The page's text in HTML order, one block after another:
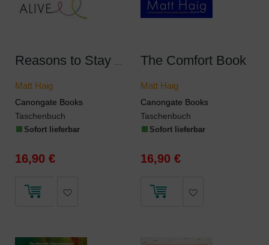
Matt Haig
Canongate Books
Taschenbuch
Sofort lieferbar
16,90 €
The Comfort Book
Matt Haig
Canongate Books
Taschenbuch
Sofort lieferbar
16,90 €